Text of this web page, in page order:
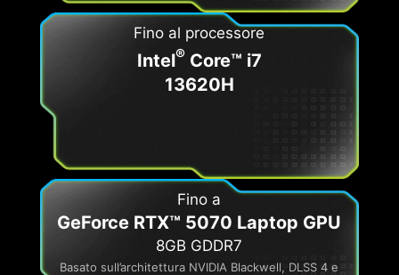
Fino al processore
Intel®Core™ i7
13620H
Fino a
GeForce RTX™ 5070 Laptop GPU
8GB GDDR7
Basato sull’architettura NVIDIA Blackwell, DLSS 4 e